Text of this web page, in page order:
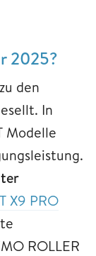
2025?
den
In
Modelle
X9 PRO
ROLLER